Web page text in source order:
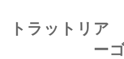
トラットリア
ー